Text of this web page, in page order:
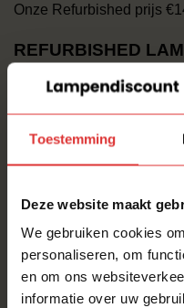
Toestemming
Deze website maakt
We gebruiken cookies
personaliseren, om
en om ons
informatie over uw
Onze Refurbished prijs
REFURBISHED
Mooie design lampen
lampenschuur ooit is
Deze mooie hanglamp
staan/liggen/hangen in
Deze mooie hanglamp